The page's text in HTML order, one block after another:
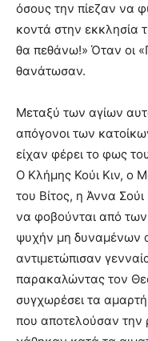
όσους την πίεζαν να
κοντά στην εκκλησία
θα πεθάνω!» Όταν οι
θανάτωσαν.
Μεταξύ των αγίων
απόγονοι των
είχαν φέρει το φως
Ο Κλήμης Κούι Κιν, ο
του Βίτος, η Άννα Σούι
να φοβούνται από
ψυχήν μη δυναμένων
αντιμετώπισαν
παρακαλώντας τον
συγχωρέσει τα
που αποτελούσαν την